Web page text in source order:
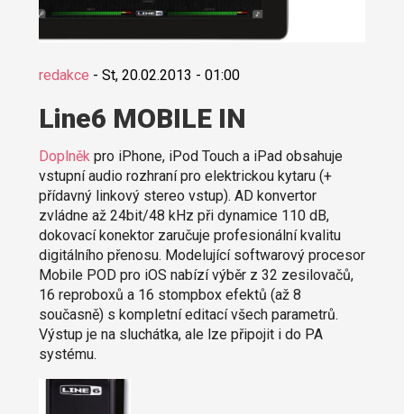
redakce - St, 20.02.2013 - 01:00
Line6 MOBILE IN
Doplněkpro iPhone, iPod Touch a iPad obsahuje
vstupní audio rozhraní pro elektrickou kytaru (+
přídavný linkový stereo vstup). AD konvertor
zvládne až 24bit/48 kHz při dynamice 110 dB,
dokovací konektor zaručuje profesionální kvalitu
digitálního přenosu. Modelující softwarový procesor
Mobile POD pro iOS nabízí výběr z 32 zesilovačů,
16 reproboxů a 16 stompbox efektů (až 8
současně) s kompletní editací všech parametrů.
Výstup je na sluchátka, ale lze připojit i do PA
systému.